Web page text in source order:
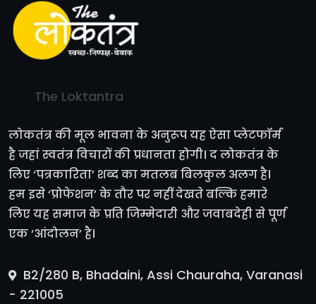
The Loktantra
लोकतंत्र की मूल भावना के अनुरूप यह ऐसा प्लेटफॉर्म
है जहां स्वतंत्र विचारों की प्रधानता होगी। द लोकतंत्र के
लिए ‘पत्रकारिता’ शब्द का मतलब बिलकुल अलग है।
हम इसे ‘प्रोफेशन’ के तौर पर नहीं देखते बल्कि हमारे
लिए यह समाज के प्रति जिम्मेदारी और जवाबदेही से पूर्ण
एक ‘आंदोलन’ है।
B2/280 B, Bhadaini, Assi Chauraha, Varanasi
- 221005